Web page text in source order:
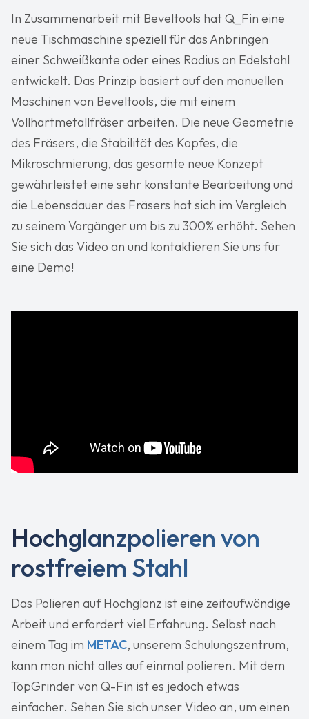
In Zusammenarbeit mit Beveltools hat Q_Fin eine
neue Tischmaschine speziell für das Anbringen
einer Schweißkante oder eines Radius an Edelstahl
entwickelt. Das Prinzip basiert auf den manuellen
Maschinen von Beveltools, die mit einem
Vollhartmetallfräser arbeiten. Die neue Geometrie
des Fräsers, die Stabilität des Kopfes, die
Mikroschmierung, das gesamte neue Konzept
gewährleistet eine sehr konstante Bearbeitung und
die Lebensdauer des Fräsers hat sich im Vergleich
zu seinem Vorgänger um bis zu 300% erhöht. Sehen
Sie sich das Video an und kontaktieren Sie uns für
eine Demo!
Hochglanzpolieren von
rostfreiem Stahl
Das Polieren auf Hochglanz ist eine zeitaufwändige
Arbeit und erfordert viel Erfahrung. Selbst nach
einem Tag im METAC, unserem Schulungszentrum,
kann man nicht alles auf einmal polieren. Mit dem
TopGrinder von Q-Fin ist es jedoch etwas
einfacher. Sehen Sie sich unser Video an, um einen